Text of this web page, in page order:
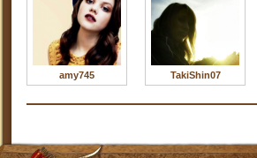
amy745 TakiShin07